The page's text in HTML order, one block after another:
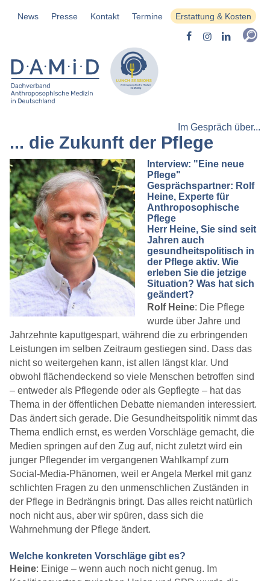
News Presse Kontakt Termine Erstattung & Kosten
Im Gespräch über...
... die Zukunft der Pflege
Interview: "Eine neue
Pflege"
Gesprächspartner: Rolf
Heine, Experte für
Anthroposophische
Pflege
Herr Heine, Sie sind seit
Jahren auch
gesundheitspolitisch in
der Pflege aktiv. Wie
erleben Sie die jetzige
Situation? Was hat sich
geändert?
Rolf Heine: Die Pflege
wurde über Jahre und
Jahrzehnte kaputtgespart, während die zu erbringenden
Leistungen im selben Zeitraum gestiegen sind. Dass das
nicht so weitergehen kann, ist allen längst klar. Und
obwohl flächendeckend so viele Menschen betroffen sind
– entweder als Pflegende oder als Gepflegte – hat das
Thema in der öffentlichen Debatte niemanden interessiert.
Das ändert sich gerade. Die Gesundheitspolitik nimmt das
Thema endlich ernst, es werden Vorschläge gemacht, die
Medien springen auf den Zug auf, nicht zuletzt wird ein
junger Pflegender im vergangenen Wahlkampf zum
Social-Media-Phänomen, weil er Angela Merkel mit ganz
schlichten Fragen zu den unmenschlichen Zuständen in
der Pflege in Bedrängnis bringt. Das alles reicht natürlich
noch nicht aus, aber wir spüren, dass sich die
Wahrnehmung der Pflege ändert.
Welche konkreten Vorschläge gibt es?
Heine: Einige – wenn auch noch nicht genug. Im